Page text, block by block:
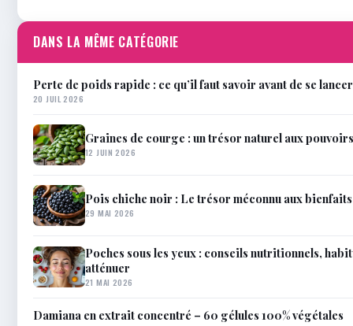
DANS LA MÊME CATÉGORIE
Perte de poids rapide : ce qu’il faut savoir avant de se lancer
20 JUIL 2026
Graines de courge : un trésor naturel aux
12 JUIN 2026
Pois chiche noir : Le trésor méconnu aux
29 MAI 2026
Poches sous les yeux : conseils nutritionnels,
atténuer
21 MAI 2026
Damiana en extrait concentré – 60 gélules 100% végétales